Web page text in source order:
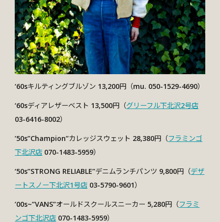
‘60sキルティングブルゾン 13,200円（mu. 050-1529-4690）
‘60sディアレザーベスト 13,500円（グリーフル下北沢2号店
03-6416-8002）
’50s”Champion”カレッジスウェット 28,380円（フラミンゴ
下北沢店 070-1483-5959）
‘50s”STRONG RELIABLE”デニムランチパンツ 9,800円（デザ
ートスノー下北沢1号店 03-5790-9601）
’00s~”VANS”オールドスクールスニーカー 5,280円（フラミ
ンゴ下北沢店 070-1483-5959）